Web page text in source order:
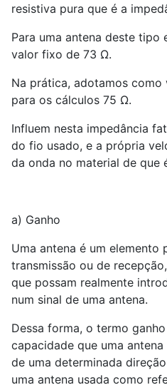
resistiva pura que é a
Para uma antena deste tipo
valor fixo de 73 Ω.
Na prática, adotamos
para os cálculos 75 Ω.
Influem nesta impedância
do fio usado, e a própria
da onda no material de que
a) Ganho
Uma antena é um elemento
transmissão ou de
que possam realmente
num sinal de uma antena.
Dessa forma, o termo
capacidade que uma
de uma determinada
uma antena usada como